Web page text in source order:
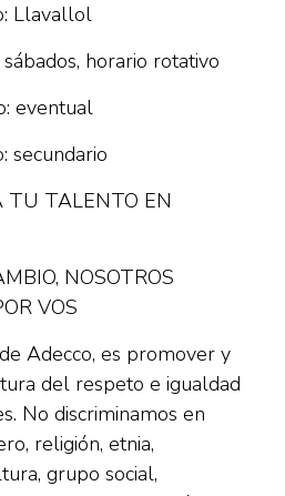
Llavallol
horario rotativo
eventual
secundario
TU TALENTO EN
NOSOTROS
VOS
Adecco, es promover y
del respeto e igualdad
No discriminamos en
religión, etnia,
grupo social,